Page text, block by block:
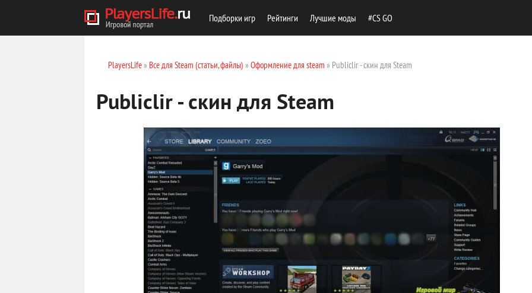
Подборки игр Рейтинги Лучшие моды #CS GO
PlayersLife» Все для Steam (статьи, файлы) » Оформление для steam » Publiclir - скин для Steam
Publiclir - скин для Steam